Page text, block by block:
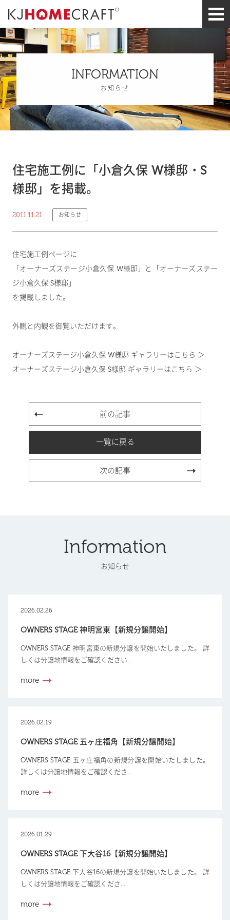
INFORMATION
お知らせ
住宅施工例に「小倉久保 W様邸・S
様邸」を掲載。
2011.11.21 お知らせ
住宅施工例ページに
「オーナーズステージ小倉久保 W様邸」と「オーナーズステー
ジ小倉久保 S様邸」
を掲載しました。
外観と内観を御覧いただけます。
オーナーズステージ小倉久保 W様邸 ギャラリーはこちら ＞
オーナーズステージ小倉久保 S様邸 ギャラリーはこちら ＞
前の記事
一覧に戻る
次の記事
Information
お知らせ
2026.02.26
OWNERS STAGE 神明宮東【新規分譲開始】
OWNERS STAGE 神明宮東の新規分譲を開始いたしました。 詳
しくは分譲地情報をご確認ください...
more
2026.02.19
OWNERS STAGE 五ヶ庄福角【新規分譲開始】
OWNERS STAGE 五ヶ庄福角の新規分譲を開始いたしました。
詳しくは分譲地情報をご確認くださ...
more
2026.01.29
OWNERS STAGE 下大谷16【新規分譲開始】
OWNERS STAGE 下大谷16の新規分譲を開始いたしました。 詳
しくは分譲地情報をご確認くださ...
more